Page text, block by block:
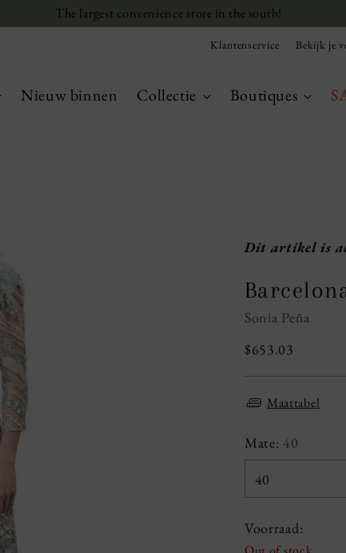
The largest convenience store in the south!
Klantenservice Bekijk je
Nieuw binnen Collectie Boutiques
Dit artikel is
Sonia Peña
Regular
$653.03
Maattabel
Mate: 40
Voorraad: